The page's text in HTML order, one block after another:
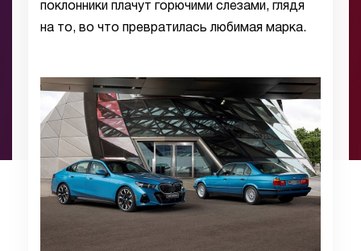
поклонники плачут горючими слезами, глядя
на то, во что превратилась любимая марка.